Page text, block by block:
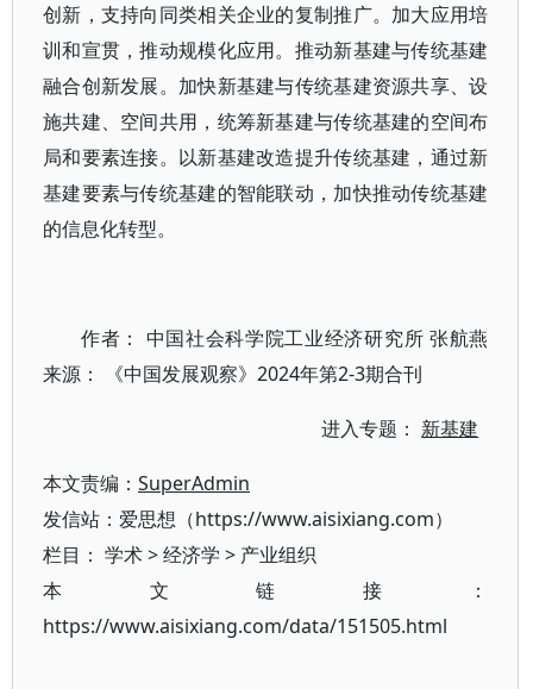
创新，支持向同类相关企业的复制推广。加大应用培
训和宣贯，推动规模化应用。推动新基建与传统基建
融合创新发展。加快新基建与传统基建资源共享、设
施共建、空间共用，统筹新基建与传统基建的空间布
局和要素连接。以新基建改造提升传统基建，通过新
基建要素与传统基建的智能联动，加快推动传统基建
的信息化转型。
作者： 中国社会科学院工业经济研究所 张航燕
来源： 《中国发展观察》2024年第2-3期合刊
进入专题： 新基建
本文责编： SuperAdmin
发信站：爱思想（https://www.aisixiang.com）
栏目： 学术>经济学 > 产业组织
本文链接：
https://www.aisixiang.com/data/151505.html